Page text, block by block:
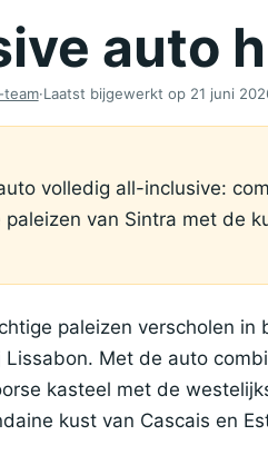
auto
team·Laatst bijgewerkt op 21 juni
volledig all-inclusive:
van Sintra met de
paleizen verscholen in
Met de auto
kasteel met de
kust van Cascais en